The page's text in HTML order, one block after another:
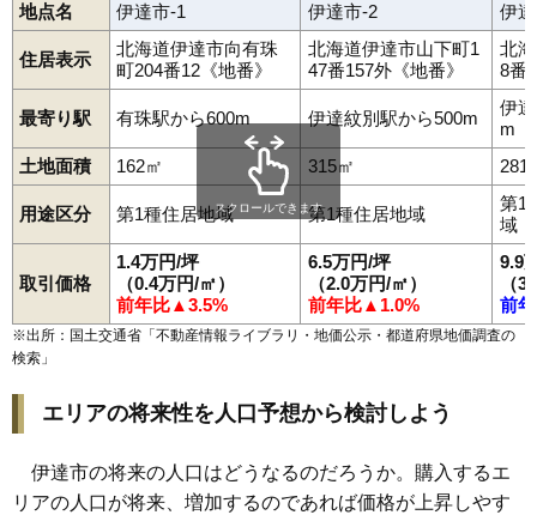
地点名 伊達市-1 伊達市-2 伊
住居表示
北海道伊達市向有珠
町204番12《地番》
北海道伊達市山下町1
47番157外《地番》
北
8番
最寄り駅 有珠駅から600m 伊達紋別駅から500m
伊
m
土地面積
162㎡ 315㎡ 281
用途区分 第1種住居地域 第1種住居地域
第1
域
取引価格
1.4万円/坪
（0.4万円/㎡）
前年比▲3.5%
6.5万円/坪
（2.0万円/㎡）
前年比▲1.0%
9.9
（
前
スクロールできます
※出所：国土交通省「 不動産情報ライブラリ・地価公示・都道府県地価調査の
検索 」
エリアの将来性を人口予想から検討しよう
伊達市の将来の人口はどうなるのだろうか。購入するエ
リアの人口が将来、増加するのであれば価格が上昇しやす